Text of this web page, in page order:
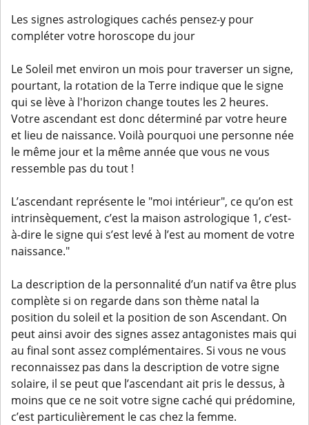
Les signes astrologiques cachés pensez-y pour
compléter votre horoscope du jour
Le Soleil met environ un mois pour traverser un signe,
pourtant, la rotation de la Terre indique que le signe
qui se lève à l'horizon change toutes les 2 heures.
Votre ascendant est donc déterminé par votre heure
et lieu de naissance. Voilà pourquoi une personne née
le même jour et la même année que vous ne vous
ressemble pas du tout !
L’ascendant représente le "moi intérieur", ce qu’on est
intrinsèquement, c’est la maison astrologique 1, c’est-
à-dire le signe qui s’est levé à l’est au moment de votre
naissance."
La description de la personnalité d’un natif va être plus
complète si on regarde dans son thème natal la
position du soleil et la position de son Ascendant. On
peut ainsi avoir des signes assez antagonistes mais qui
au final sont assez complémentaires. Si vous ne vous
reconnaissez pas dans la description de votre signe
solaire, il se peut que l’ascendant ait pris le dessus, à
moins que ce ne soit votre signe caché qui prédomine,
c’est particulièrement le cas chez la femme.